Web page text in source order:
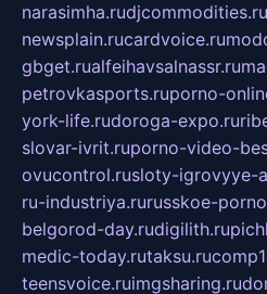
narasimha.rudjcommodities.ru
newsplain.rucardvoice.ru
gbget.rualfeihavsalnassr.ru
petrovkasports.ruporno-
york-life.rudoroga-expo.ru
slovar-ivrit.ruporno-video-
ovucontrol.rusloty-igrovyye-
ru-industriya.rurusskoe-
belgorod-day.rudigilith.ru
medic-today.rutaksu.ru
teensvoice.ruimgsharing.ru